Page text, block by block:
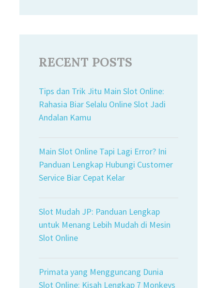
RECENT POSTS
Tips dan Trik Jitu Main Slot Online:
Rahasia Biar Selalu Online Slot Jadi
Andalan Kamu
Main Slot Online Tapi Lagi Error? Ini
Panduan Lengkap Hubungi Customer
Service Biar Cepat Kelar
Slot Mudah JP: Panduan Lengkap
untuk Menang Lebih Mudah di Mesin
Slot Online
Primata yang Mengguncang Dunia
Slot Online: Kisah Lengkap 7 Monkeys